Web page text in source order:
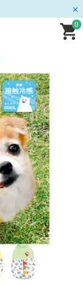
0